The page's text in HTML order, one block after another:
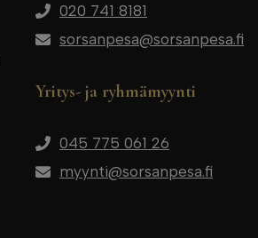
020 741 8181
sorsanpesa@sorsanpesa.fi
Yritys- ja ryhmämyynti
045 775 061 26
myynti@sorsanpesa.fi